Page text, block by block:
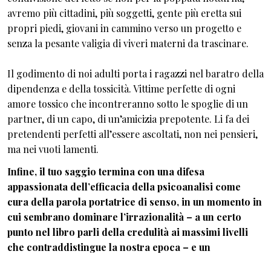
avremo più cittadini, più soggetti, gente più eretta sui
propri piedi, giovani in cammino verso un progetto e
senza la pesante valigia di viveri materni da trascinare.
Il godimento di noi adulti porta i ragazzi nel baratro della
dipendenza e della tossicità. Vittime perfette di ogni
amore tossico che incontreranno sotto le spoglie di un
partner, di un capo, di un’amicizia prepotente. Li fa dei
pretendenti perfetti all’essere ascoltati, non nei pensieri,
ma nei vuoti lamenti.
Infine, il tuo saggio termina con una difesa
appassionata dell’efficacia della psicoanalisi come
cura della parola portatrice di senso, in un momento in
cui sembrano dominare l’irrazionalità – a un certo
punto nel libro parli della credulità ai massimi livelli
che contraddistingue la nostra epoca – e un